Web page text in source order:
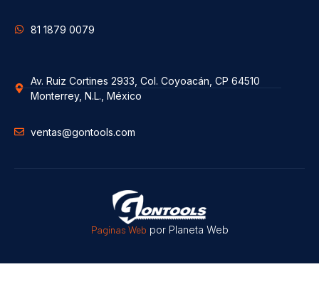
81 1879 0079
Av. Ruiz Cortines 2933, Col. Coyoacán, CP 64510
Monterrey, N.L., México
ventas@gontools.com
Paginas Web por Planeta Web